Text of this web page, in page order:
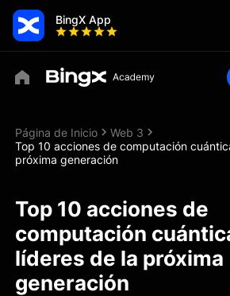
BingX App
Página de Inicio
Web 3
Top 10 acciones de computación
próxima generación
Top 10 acciones de
computación
líderes de la próxima
generación